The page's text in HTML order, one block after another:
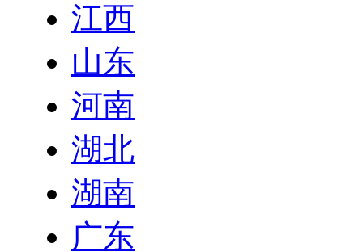
江西
山东
河南
湖北
湖南
广东